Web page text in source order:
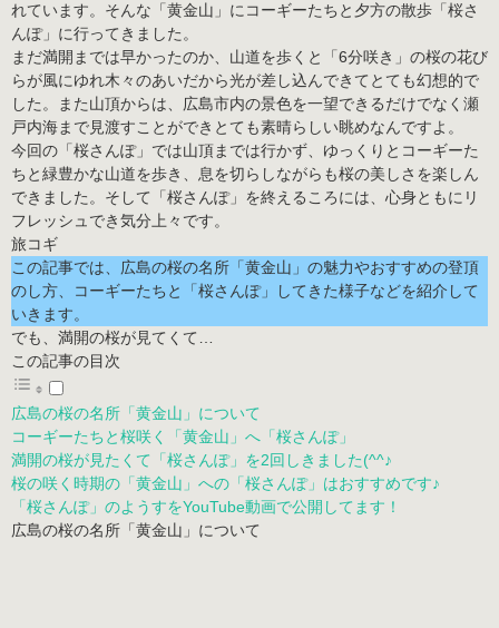
れています。そんな「黄金山」にコーギーたちと夕方の散歩「 桜さ
んぽ」に行ってきました。
まだ満開までは早かったのか、山道を歩くと「 6分咲き 」の桜の花び
らが風にゆれ木々のあいだから光が差し込んできてとても幻想的で
した。また山頂からは、広島市内の景色を一望できるだけでなく瀬
戸内海まで見渡すことができとても素晴らしい眺めなんですよ。
今回の「桜さんぽ」では山頂までは行かず、ゆっくりとコーギーた
ちと緑豊かな山道を歩き、息を切らしながらも桜の美しさを楽しん
できました。そして「桜さんぽ」を終えるころには、心身ともにリ
フレッシュでき気分上々です。
この記事では、広島の桜の名所「黄金山」の魅力やおすすめの登頂
のし方、コーギーたちと「桜さんぽ」してきた様子などを紹介して
いきます。
でも、満開の桜が見てくて…
この記事の目次
広島の桜の名所「黄金山」について
コーギーたちと桜咲く「黄金山」へ「桜さんぽ」
満開の桜が見たくて「桜さんぽ」を2回しきました(^^♪
桜の咲く時期の「黄金山」への「桜さんぽ」はおすすめです♪
「桜さんぽ」のようすをYouTube動画で公開してます！
広島の桜の名所「黄金山」について